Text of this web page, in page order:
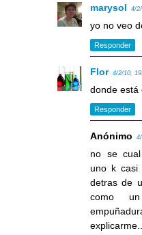
marysol 4/
yo no veo
Responder
Flor 4/2/10,
donde está
Responder
Anónimo
no se
uno k casi
detras de
como